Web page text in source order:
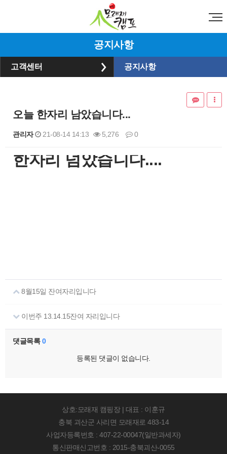
공지사항
고객센터 공지사항
오늘 한자리 남았습니다...
관리자 21-08-14 14:13 5,276 0
본문
​한자리 넘았습니다....
8월15일 잔여자리입니다
이번주 13.14.15잔여 자리입니다
댓글목록0
등록된 댓글이 없습니다.
상호:모래재 캠핑장 | 대표 : 이훈규
충북 괴산군 사리면 모래재로 483-14
사업자등록번호 : 407-22-00047(일반과세자)
통신판매신고번호 : 2015-충북괴산-0055